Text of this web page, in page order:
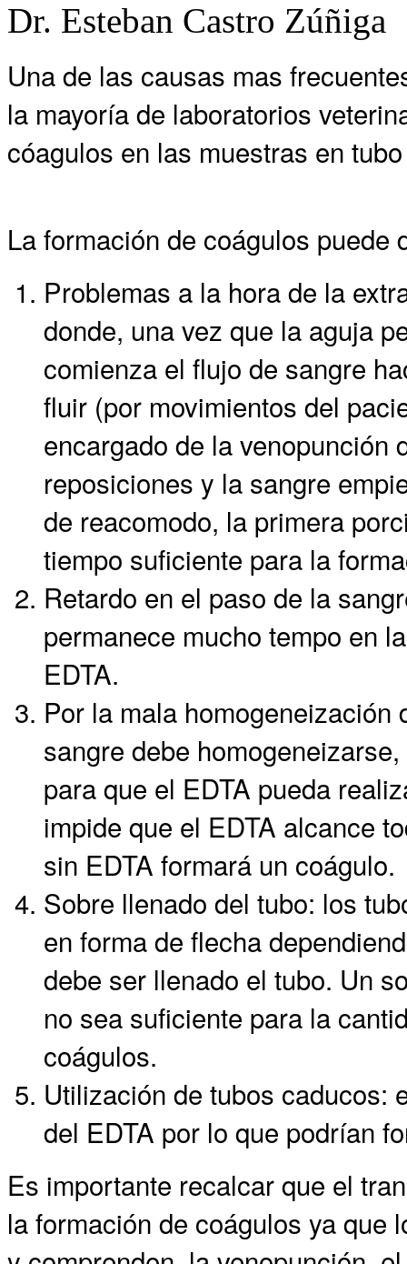
Dr. Esteban Castro Zúñiga
Una de las causas mas
la mayoría de laboratorios
cóagulos en las muestras en
La formación de coágulos puede
Problemas a la hora de la
donde, una vez que la aguja
comienza el flujo de sangre
fluir (por movimientos del
encargado de la venopunción
reposiciones y la sangre
de reacomodo, la primera
tiempo suficiente para la
Retardo en el paso de la
permanece mucho tempo en
EDTA.
Por la mala
sangre debe
para que el EDTA pueda
impide que el EDTA alcance
sin EDTA formará un coágulo.
Sobre llenado del tubo: los
en forma de flecha
debe ser llenado el tubo. Un
no sea suficiente para la
coágulos.
Utilización de tubos caducos:
del EDTA por lo que podrían
Es importante recalcar que el
la formación de coágulos ya que